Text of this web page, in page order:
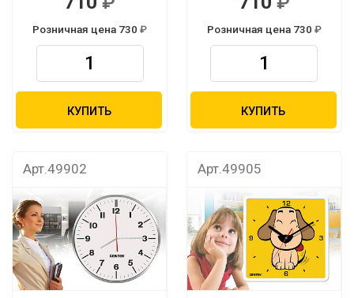
Розничная цена 730
КУПИТЬ
Розничная цена 730
КУПИТЬ
Арт.49902 Арт.49905